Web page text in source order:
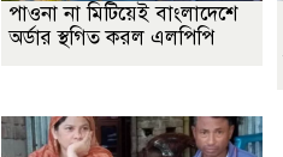
পাওনা না মিটিয়েই বাংলাদেশে
অর্ডার স্থগিত করল এলপিপি